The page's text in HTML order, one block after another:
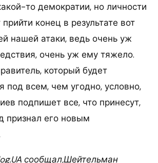
то демократии, но личности
конец в результате вот
нашей атаки, ведь очень уж
очень уж ему тяжело.
который будет
под всем, чем угодно, условно,
подпишет все, что принесут,
признал его новым
сообщал,Шейтельман